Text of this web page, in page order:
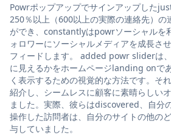
Powrポップアップでサインアップした
250％以上（600以上の実際の連絡先）の
ができ、constantlyはpowrソーシャルを
ォロワーにソーシャルメディアを成長さ
フィードします。 added powr sliderは
に見えるかをホームページlanding onで
く表示するための視覚的な方法です。そ
紹介し、シームレスに顧客に素晴らしい
ました。実際、彼らはdiscovered、自分
操作した訪問者は、自分のサイトの他の
与していました。